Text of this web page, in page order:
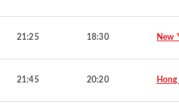
21:25 18:30 New
21:45 20:20